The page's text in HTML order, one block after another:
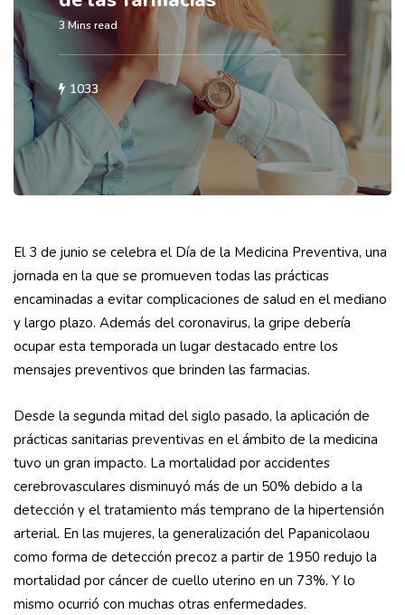
3 Mins read
1033
El 3 de junio se celebra el Día de la Medicina Preventiva, una
jornada en la que se promueven todas las prácticas
encaminadas a evitar complicaciones de salud en el mediano
y largo plazo. Además del coronavirus, la gripe debería
ocupar esta temporada un lugar destacado entre los
mensajes preventivos que brinden las farmacias.
Desde la segunda mitad del siglo pasado, la aplicación de
prácticas sanitarias preventivas en el ámbito de la medicina
tuvo un gran impacto. La mortalidad por accidentes
cerebrovasculares disminuyó más de un 50% debido a la
detección y el tratamiento más temprano de la hipertensión
arterial. En las mujeres, la generalización del Papanicolaou
como forma de detección precoz a partir de 1950 redujo la
mortalidad por cáncer de cuello uterino en un 73%. Y lo
mismo ocurrió con muchas otras enfermedades.